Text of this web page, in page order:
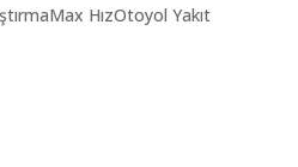
HızOtoyol Yakıt